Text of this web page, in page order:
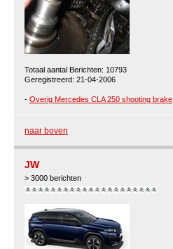
Totaal aantal Berichten: 10793
Geregistreerd: 21-04-2006
- Overig Mercedes CLA 250 shooting brake
naar boven
JW
> 3000 berichten